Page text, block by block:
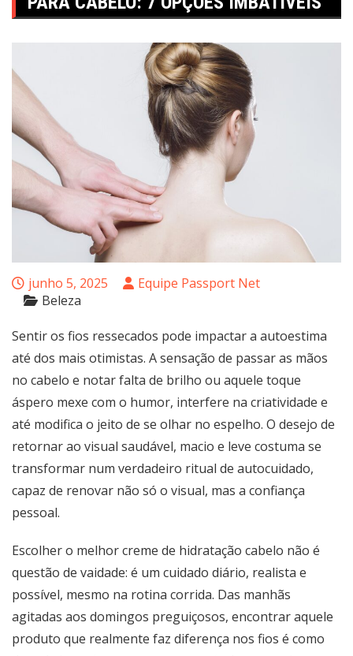
junho 5, 2025
Equipe Passport Net
Beleza
Sentir os fios ressecados pode impactar a autoestima
até dos mais otimistas. A sensação de passar as mãos
no cabelo e notar falta de brilho ou aquele toque
áspero mexe com o humor, interfere na criatividade e
até modifica o jeito de se olhar no espelho. O desejo de
retornar ao visual saudável, macio e leve costuma se
transformar num verdadeiro ritual de autocuidado,
capaz de renovar não só o visual, mas a confiança
pessoal.
Escolher o melhor creme de hidratação cabelo não é
questão de vaidade: é um cuidado diário, realista e
possível, mesmo na rotina corrida. Das manhãs
agitadas aos domingos preguiçosos, encontrar aquele
produto que realmente faz diferença nos fios é como